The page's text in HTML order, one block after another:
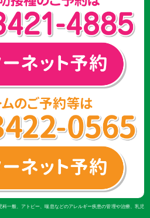
一般、アトピー、喘息などのアレルギー疾患の管理や治療、乳児